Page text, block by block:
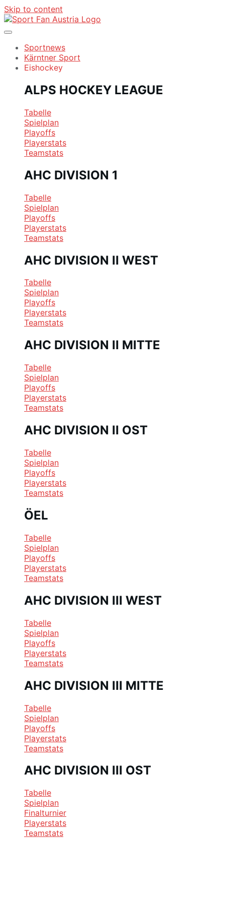
Skip to content
Sportnews
Kärntner Sport
Eishockey
ALPS HOCKEY LEAGUE
Tabelle
Spielplan
Playoffs
Playerstats
Teamstats
AHC DIVISION 1
Tabelle
Spielplan
Playoffs
Playerstats
Teamstats
AHC DIVISION II WEST
Tabelle
Spielplan
Playoffs
Playerstats
Teamstats
AHC DIVISION II MITTE
Tabelle
Spielplan
Playoffs
Playerstats
Teamstats
AHC DIVISION II OST
Tabelle
Spielplan
Playoffs
Playerstats
Teamstats
ÖEL
Tabelle
Spielplan
Playoffs
Playerstats
Teamstats
AHC DIVISION III WEST
Tabelle
Spielplan
Playoffs
Playerstats
Teamstats
AHC DIVISION III MITTE
Tabelle
Spielplan
Playoffs
Playerstats
Teamstats
AHC DIVISION III OST
Tabelle
Spielplan
Finalturnier
Playerstats
Teamstats